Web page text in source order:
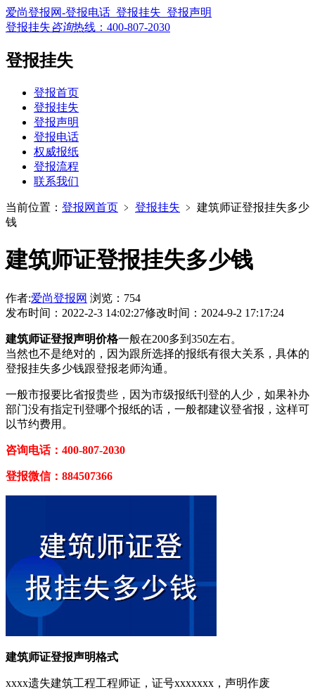
爱尚登报网-登报电话_登报挂失_登报声明
登报挂失咨询热线： 400-807-2030
登报挂失
登报首页
登报挂失
登报声明
登报电话
权威报纸
登报流程
联系我们
当前位置： 登报网首页 ﹥ 登报挂失 ﹥ 建筑师证登报挂失多少
钱
建筑师证登报挂失多少钱
作者:爱尚登报网 浏览：754
发布时间：2022-2-3 14:02:27修改时间：2024-9-2 17:17:24
建筑师证登报声明价格一般在200多到350左右。
当然也不是绝对的，因为跟所选择的报纸有很大关系，具体的
登报挂失多少钱跟登报老师沟通。
一般市报要比省报贵些，因为市级报纸刊登的人少，如果补办
部门没有指定刊登哪个报纸的话，一般都建议登省报，这样可
以节约费用。
咨询电话：400-807-2030
登报微信：884507366
建筑师证登报声明格式
xxxx遗失建筑工程工程师证，证号xxxxxxx，声明作废